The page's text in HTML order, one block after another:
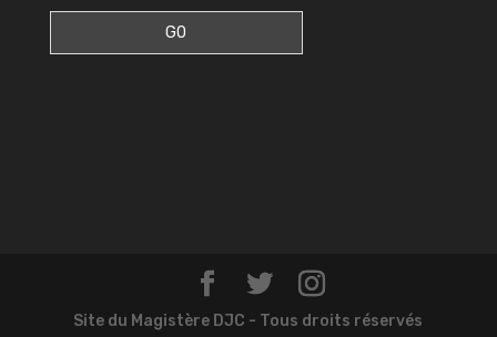
Site du Magistère DJC - Tous droits réservés